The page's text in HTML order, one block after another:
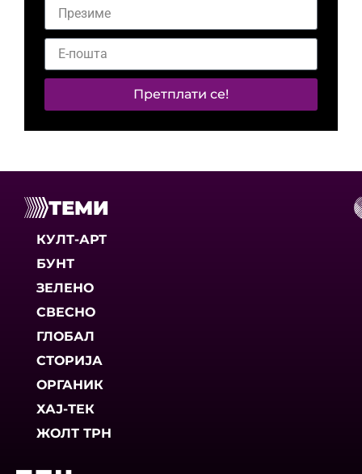
Претплати се!
ТЕМИ
КУЛТ-АРТ
БУНТ
ЗЕЛЕНО
СВЕСНО
ГЛОБАЛ
СТОРИЈА
ОРГАНИК
ХАЈ-ТЕК
ЖОЛТ ТРН